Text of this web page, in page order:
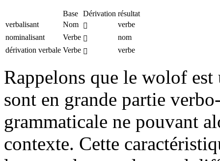
Base Dérivation résultat
verbalisant
Nom 
verbe
nominalisant
Verbe 
nom
dérivation verbale Verbe  verbe
Rappelons que le wolof est
sont en grande partie
grammaticale ne pouvant
contexte. Cette